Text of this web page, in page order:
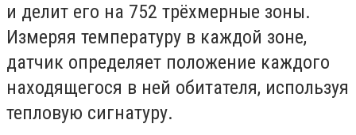
и делит его на 752 трёхмерные зоны.
Измеряя температуру в каждой зоне,
датчик определяет положение каждого
находящегося в ней обитателя, используя
тепловую сигнатуру.